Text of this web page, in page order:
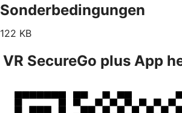
Sonderbedingungen
122 KB
VR SecureGo plus App